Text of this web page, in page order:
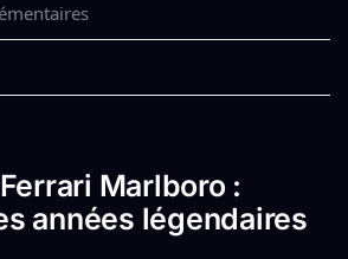
Marlboro :
années légendaires